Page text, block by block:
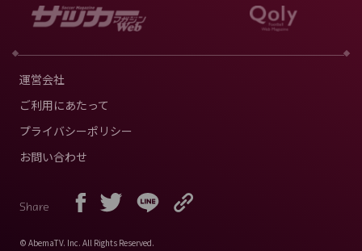
運営会社
ご利用にあたって
プライバシーポリシー
お問い合わせ
Share
© AbemaTV. Inc. All Rights Reserved.